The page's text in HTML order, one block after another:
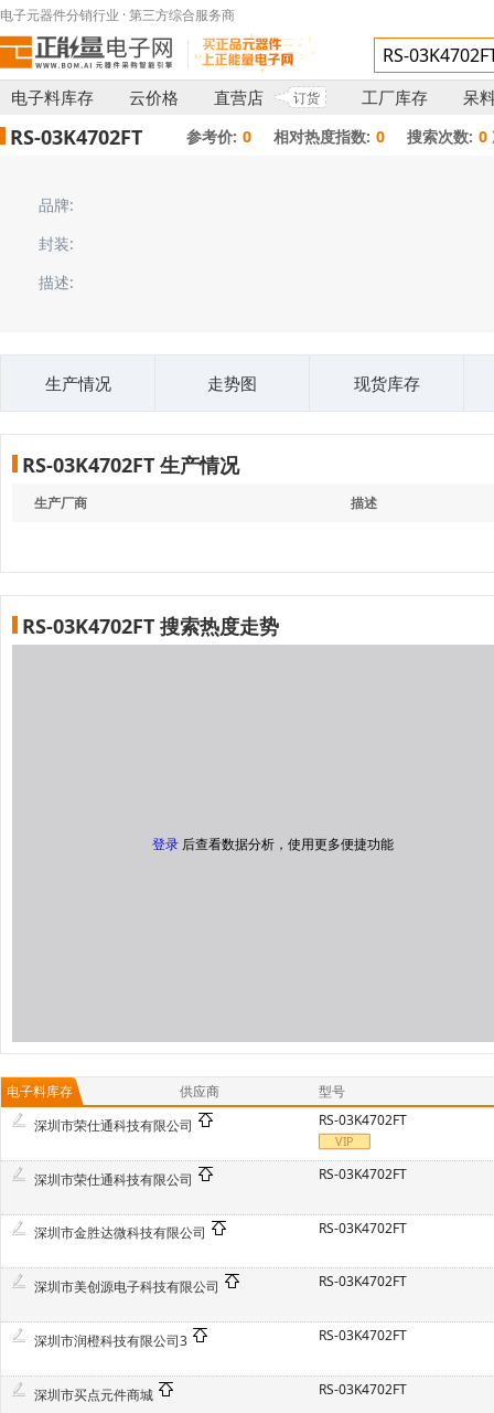
电子元器件分销行业 · 第三方综合服务商
电子料库存 云价格 直营店 订货 工厂库存 呆
RS-03K4702FT 参考价: 0 相对热度指数: 0 搜索次数: 0
品牌:
封装:
描述:
生产情况 走势图 现货库存
RS-03K4702FT 生产情况
生产厂商 描述
RS-03K4702FT 搜索热度走势
登录 后查看数据分析，使用更多便捷功能
电子料库存 供应商
型号
深圳市荣仕通科技有限公司
RS-03K4702FT
深圳市荣仕通科技有限公司 RS-03K4702FT
深圳市金胜达微科技有限公司 RS-03K4702FT
深圳市美创源电子科技有限公司 RS-03K4702FT
深圳市润橙科技有限公司3 RS-03K4702FT
深圳市买点元件商城 RS-03K4702FT